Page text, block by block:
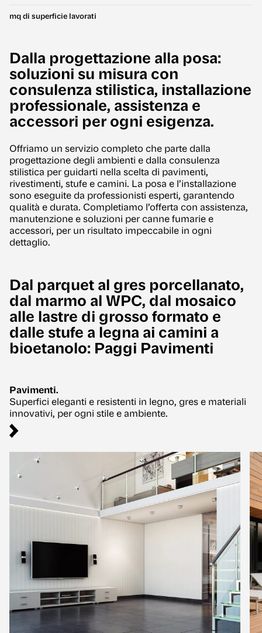
mq di superficie lavorati
Dalla progettazione alla posa:
soluzioni su misura con
consulenza stilistica, installazione
professionale, assistenza e
accessori per ogni esigenza.
Offriamo un servizio completo che parte dalla
progettazione degli ambienti e dalla consulenza
stilistica per guidarti nella scelta di pavimenti,
rivestimenti, stufe e camini. La posa e l’installazione
sono eseguite da professionisti esperti, garantendo
qualità e durata. Completiamo l’offerta con assistenza,
manutenzione e soluzioni per canne fumarie e
accessori, per un risultato impeccabile in ogni
dettaglio.
Dal parquet al gres porcellanato,
dal marmo al WPC, dal mosaico
alle lastre di grosso formato e
dalle stufe a legna ai camini a
bioetanolo: Paggi Pavimenti
Pavimenti.
Superfici eleganti e resistenti in legno, gres e materiali
innovativi, per ogni stile e ambiente.